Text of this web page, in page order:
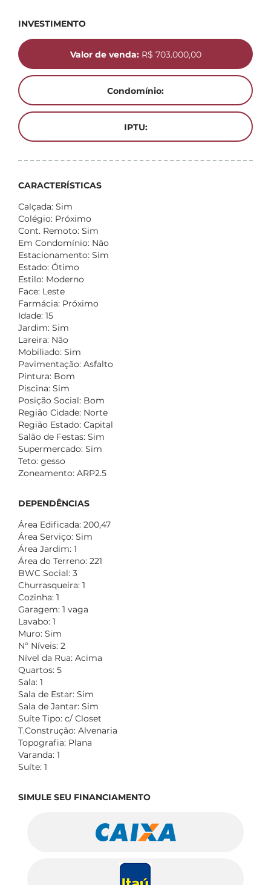
INVESTIMENTO
Valor de venda:R$ 703.000,00
Condomínio:
IPTU:
CARACTERÍSTICAS
Calçada: Sim
Colégio: Próximo
Cont. Remoto: Sim
Em Condomínio: Não
Estacionamento: Sim
Estado: Ótimo
Estilo: Moderno
Face: Leste
Farmácia: Próximo
Idade: 15
Jardim: Sim
Lareira: Não
Mobiliado: Sim
Pavimentação: Asfalto
Pintura: Bom
Piscina: Sim
Posição Social: Bom
Região Cidade: Norte
Região Estado: Capital
Salão de Festas: Sim
Supermercado: Sim
Teto: gesso
Zoneamento: ARP2.5
DEPENDÊNCIAS
Área Edificada: 200,47
Área Serviço: Sim
Área Jardim: 1
Área do Terreno: 221
BWC Social: 3
Churrasqueira: 1
Cozinha: 1
Garagem: 1 vaga
Lavabo: 1
Muro: Sim
Nº Níveis: 2
Nível da Rua: Acima
Quartos: 5
Sala: 1
Sala de Estar: Sim
Sala de Jantar: Sim
Suíte Tipo: c/ Closet
T.Construção: Alvenaria
Topografia: Plana
Varanda: 1
Suíte: 1
SIMULE SEU FINANCIAMENTO